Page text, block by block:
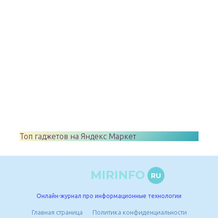
Топ гаджетов на Яндекс Маркет
MIRINFO RU
Онлайн-журнал про информационные технологии
Главная страница Политика конфиденциальности